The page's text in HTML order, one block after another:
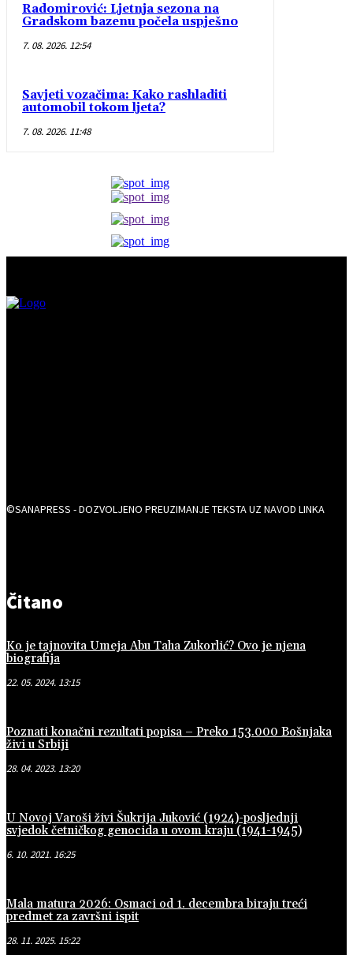
Radomirović: Ljetnja sezona na
Gradskom bazenu počela uspješno
7. 08. 2026. 12:54
Savjeti vozačima: Kako rashladiti
automobil tokom ljeta?
7. 08. 2026. 11:48
©SANAPRESS - DOZVOLJENO PREUZIMANJE TEKSTA UZ NAVOD LINKA
Čitano
Ko je tajnovita Umeja Abu Taha Zukorlić? Ovo je njena
biografija
22. 05. 2024. 13:15
Poznati konačni rezultati popisa – Preko 153.000 Bošnjaka
živi u Srbiji
28. 04. 2023. 13:20
U Novoj Varoši živi Šukrija Juković (1924)-posljednji
svjedok četničkog genocida u ovom kraju (1941-1945)
6. 10. 2021. 16:25
Mala matura 2026: Osmaci od 1. decembra biraju treći
predmet za završni ispit
28. 11. 2025. 15:22